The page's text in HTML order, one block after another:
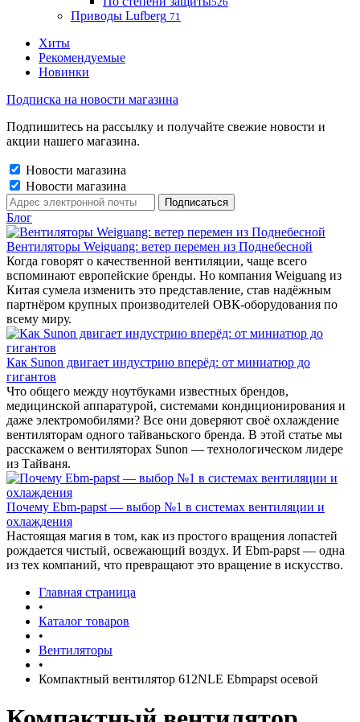
Приводы Lufberg 71
Хиты
Рекомендуемые
Новинки
Подписка на новости магазина
Подпишитесь на рассылку и получайте свежие новости и
акции нашего магазина.
Новости магазина
Новости магазина
Блог
Вентиляторы Weiguang: ветер перемен из Поднебесной
Когда говорят о качественной вентиляции, чаще всего
вспоминают европейские бренды. Но компания Weiguang из
Китая сумела изменить это представление, став надёжным
партнёром крупных производителей ОВК-оборудования по
всему миру.
Как Sunon двигает индустрию вперёд: от миниатюр до
гигантов
Что общего между ноутбуками известных брендов,
медицинской аппаратурой, системами кондиционирования и
даже электромобилями? Все они доверяют своё охлаждение
вентиляторам одного тайваньского бренда. В этой статье мы
расскажем о вентиляторах Sunon — технологическом лидере
из Тайваня.
Почему Ebm-papst — выбор №1 в системах вентиляции и
охлаждения
Настоящая магия в том, как из простого вращения лопастей
рождается чистый, освежающий воздух. И Ebm-papst — одна
из тех компаний, что превращают это вращение в искусство.
Главная страница
•
Каталог товаров
•
Вентиляторы
•
Компактный вентилятор 612NLE Ebmpapst осевой